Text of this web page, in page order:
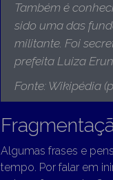
Também é
sido uma das
militante. Foi
prefeita Luiza
Fonte: Wikipédia
Algumas frases e
tempo. Por falar em